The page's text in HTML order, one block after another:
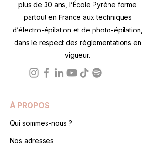
plus de 30 ans, l’École Pyrène forme
partout en France aux techniques
d’électro-épilation et de photo-épilation,
dans le respect des réglementations en
vigueur.
À PROPOS
Qui sommes-nous ?
Nos adresses